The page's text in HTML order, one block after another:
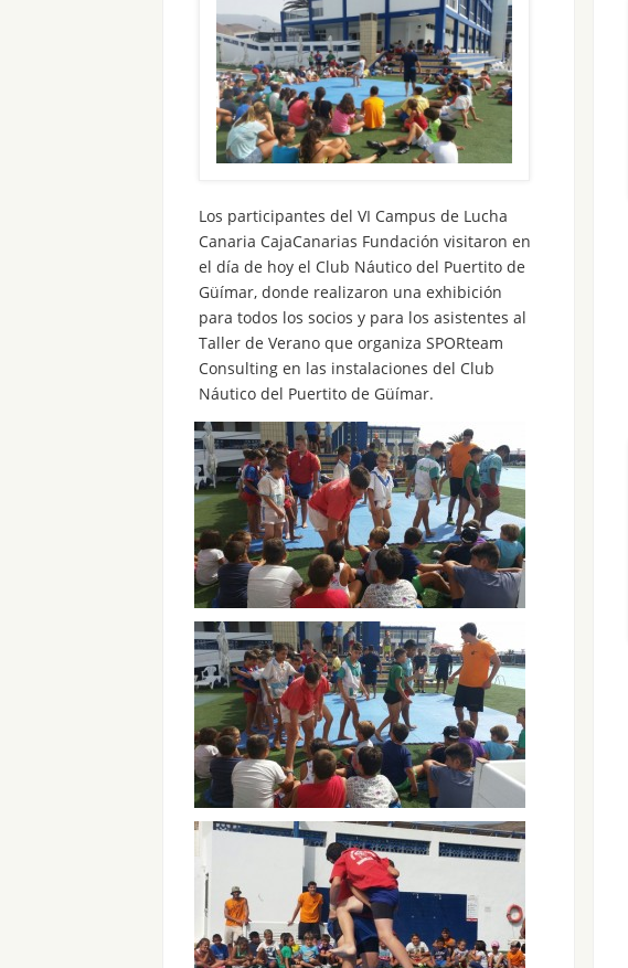
Los participantes del VI Campus de Lucha
Canaria CajaCanarias Fundación visitaron en
el día de hoy el Club Náutico del Puertito de
Güímar, donde realizaron una exhibición
para todos los socios y para los asistentes al
Taller de Verano que organiza SPORteam
Consulting en las instalaciones del Club
Náutico del Puertito de Güímar.